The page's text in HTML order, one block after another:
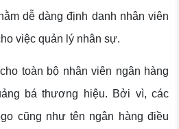
dễ dàng định danh nhân viên
việc quản lý nhân sự.
toàn bộ nhân viên ngân hàng
bá thương hiệu. Bởi vì, các
cũng như tên ngân hàng điều